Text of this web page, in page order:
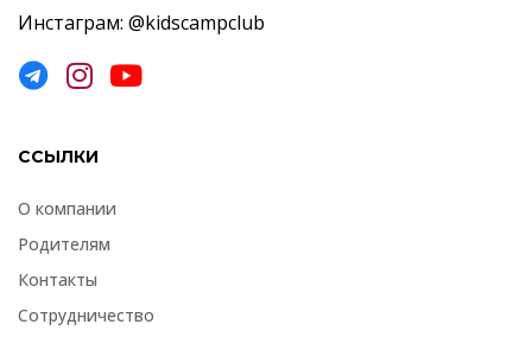
Инстаграм: @kidscampclub
ССЫЛКИ
О компании
Родителям
Контакты
Сотрудничество